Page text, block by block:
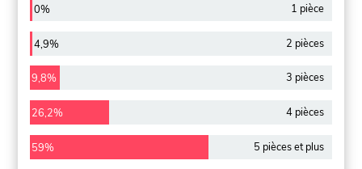
0% 1 pièce
4,9% 2 pièces
9,8% 3 pièces
26,2% 4 pièces
59% 5 pièces et plus